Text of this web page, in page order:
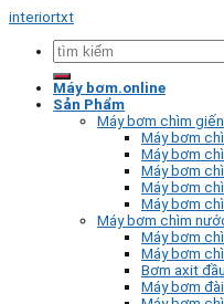
interiortxt
Tìm
kiếm:
Máy bơm.online
Sản Phẩm
Máy bơm chìm
Máy bơm
Máy bơm
Máy bơm
Máy bơm
Máy bơm
Máy bơm chìm
Máy bơm
Máy bơm
Bơm axit
Máy bơm